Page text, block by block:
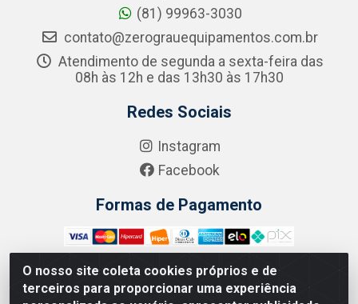
O nosso site coleta cookies próprios e de
terceiros para proporcionar uma experiência
(81) 99963-3030
contato@zerograuequipamentos.com.br
Atendimento de segunda a sexta-feira das
08h às 12h e das 13h30 às 17h30
Redes Sociais
Instagram
Facebook
Formas de Pagamento
Zero Grau - Rua Jean Emile Favre, 746 - Ipsep,